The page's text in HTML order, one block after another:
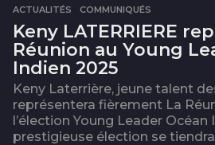
ACTUALITÉS ,COMMUNIQUÉS
Keny LATERRIERE
Réunion au Young
Indien 2025
Keny Laterrière, jeune talent
représentera fièrement La
l’élection Young Leader Océan
prestigieuse élection se